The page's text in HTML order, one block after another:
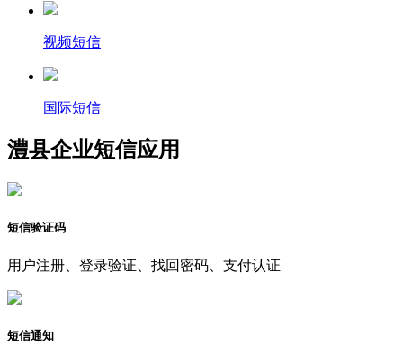
视频短信
国际短信
澧县企业短信应用
短信验证码
用户注册、登录验证、找回密码、支付认证
短信通知